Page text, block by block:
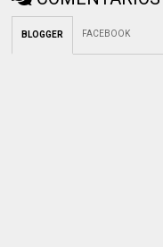
BLOGGER FACEBOOK